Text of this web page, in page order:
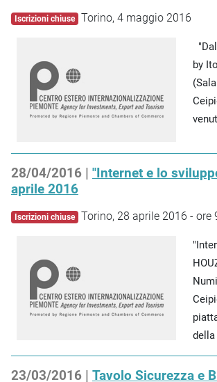
Iscrizioni chiuse Torino, 4 maggio 2016
by
28/04/2016 | "Internet e lo
aprile 2016
Iscrizioni chiuse Torino, 28 aprile 2016 - ore
23/03/2016 | Tavolo Sicurezza e